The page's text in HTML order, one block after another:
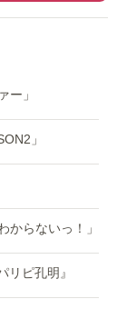
ー」
」
からないっ！」
ピ孔明』